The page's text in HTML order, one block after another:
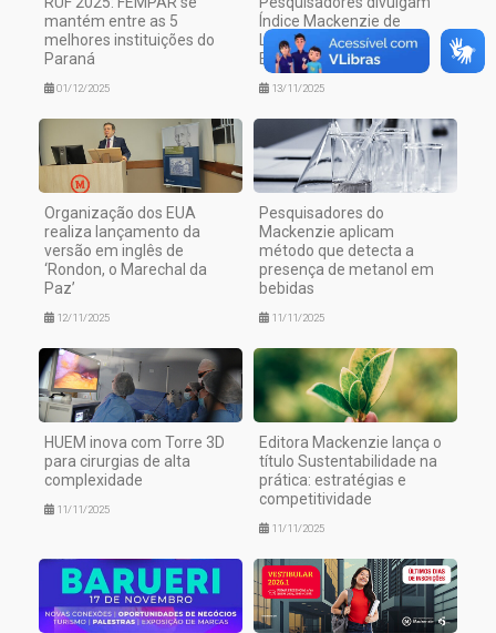
mantém entre as 5
melhores instituições do
Paraná
01/12/2025
Índice Mackenzie de
Liberdade Econômica
Estadual
13/11/2025
Organização dos EUA
realiza lançamento da
versão em inglês de
‘Rondon, o Marechal da
Paz’
12/11/2025
Pesquisadores do
Mackenzie aplicam
método que detecta a
presença de metanol em
bebidas
11/11/2025
HUEM inova com Torre 3D
para cirurgias de alta
complexidade
11/11/2025
Editora Mackenzie lança o
título Sustentabilidade na
prática: estratégias e
competitividade
11/11/2025